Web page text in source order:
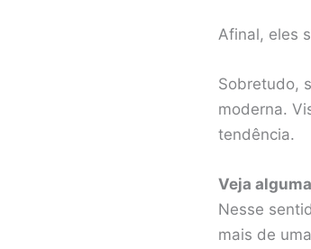
Afinal, eles
Sobretudo,
moderna.
tendência.
Veja
Nesse
mais de